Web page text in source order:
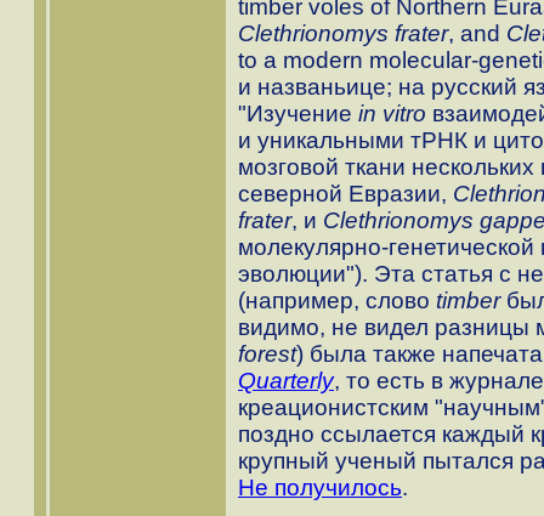
timber voles of Northern
Clethrionomys frater, and
to a modern molecular-
и названьице; на русский
"Изучение in vitro
и уникальными тРНК и
мозговой ткани
северной Евразии,
frater, и Clethrionomys
молекулярно-
эволюции"). Эта статья с
(например, слово timber
видимо, не видел
forest) была также
Quarterly, то есть в
креационистским
поздно ссылается каждый
крупный ученый пытался
Не получилось.